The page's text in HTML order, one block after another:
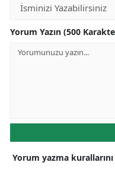
Yorum Yazın (500
Yorum yazma kurallarını